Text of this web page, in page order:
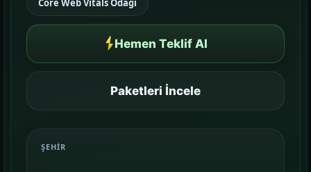
Sektörünüze uygun hazır yapı ve demo
Paketler
Kurulum, içerik ve teslim kapsamını daha net
Core Web Vitals Odağı
Hemen Teklif Al
Paketleri İncele
ŞEHIR